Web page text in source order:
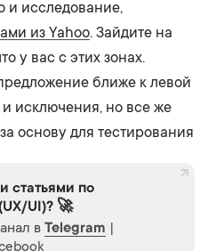
и исследование,
из Yahoo. Зайдите на
у вас с этих зонах.
ближе к левой
исключения, но все же
основу для тестирования
статьями по
UI)? 🚀
в Telegram |